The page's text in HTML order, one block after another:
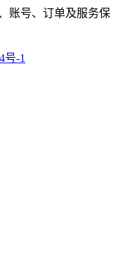
账号、订单及服务保
号-1